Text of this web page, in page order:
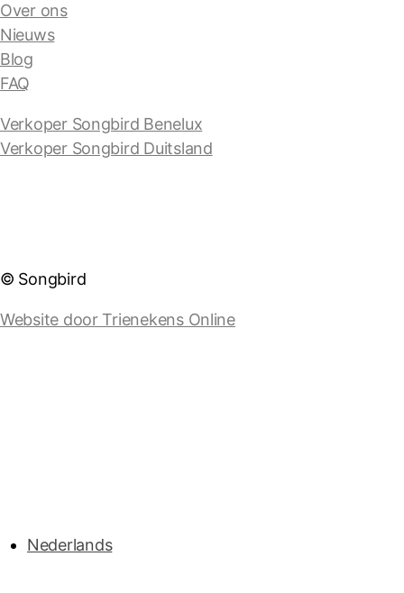
Over ons
Nieuws
Blog
FAQ
Verkoper Songbird Benelux
Verkoper Songbird Duitsland
© Songbird
Website door Trienekens Online
Nederlands